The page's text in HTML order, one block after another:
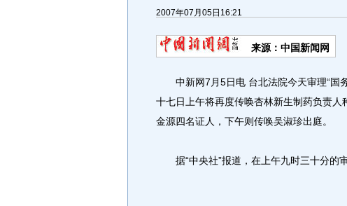
2007年07月05日16:21
来源：中国新闻网
中新网7月5日电 台北法院今天审理“国
十七日上午将再度传唤杏林新生制药负责人
金源四名证人，下午则传唤吴淑珍出庭。
据“中央社”报道，在上午九时三十分的